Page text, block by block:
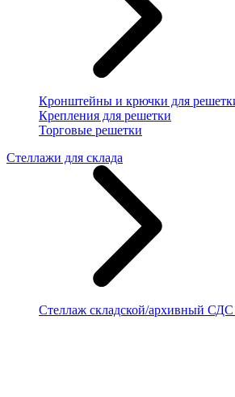
Кронштейны и крючки для
Крепления для решетки
Торговые решетки
Стеллажи для склада
Стеллаж складской/архивный СДС